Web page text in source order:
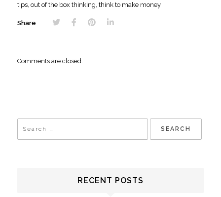
tips out of the box thinking think to make money
Share
Comments are closed.
RECENT POSTS